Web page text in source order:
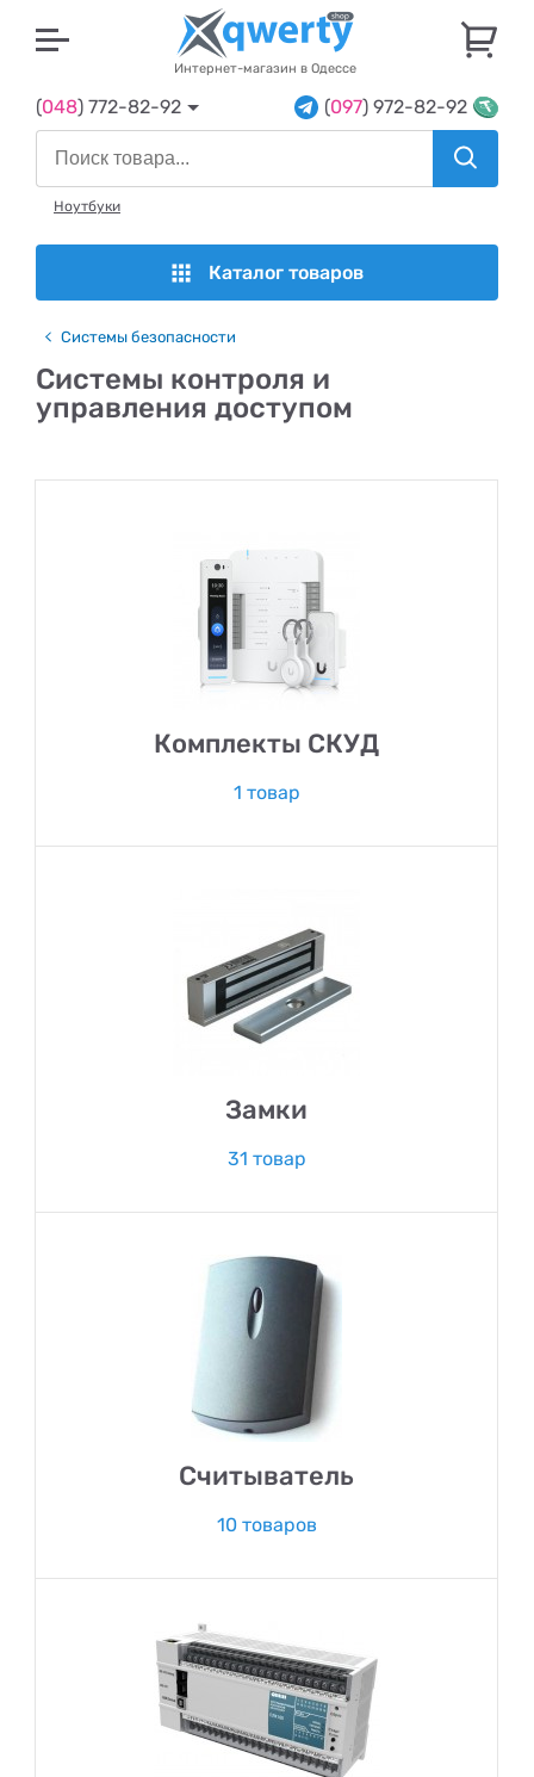
Интернет-магазин в Одессе
(048) 772-82-92 (097) 972-82-92
Ноутбуки
Каталог товаров
Системы безопасности
Системы контроля и
управления доступом
Комплекты СКУД
1 товар
Замки
31 товар
Считыватель
10 товаров